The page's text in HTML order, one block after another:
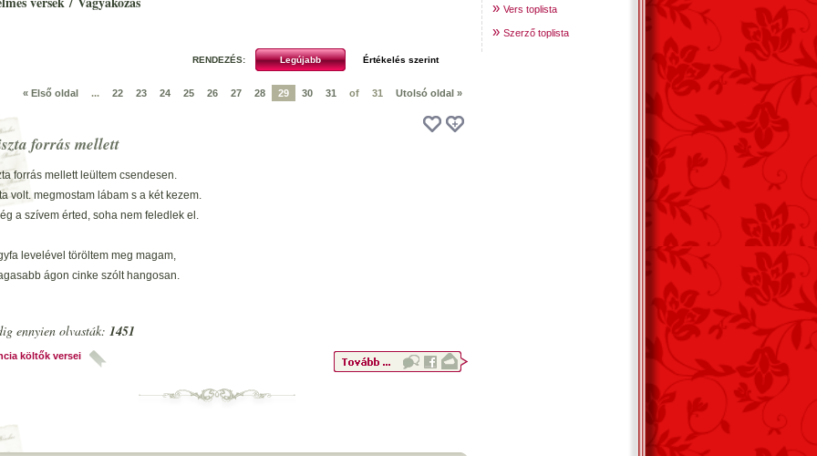
RENDEZÉS:
« Első oldal ... 22 23 24 25 26 27 28 29 30 31 of 31 Utolsó oldal »
forrás mellett
forrás mellett leültem csendesen.
volt. megmostam lábam s a két kezem.
a szívem érted, soha nem feledlek el.
levelével töröltem meg magam,
ágon cinke szólt hangosan.
tölgyfaágon zengett a csalogány,
te kis madárka, ha a szíved vidám.
ennyien olvasták: 1451
költők versei
» Vers toplista
» Szerző toplista